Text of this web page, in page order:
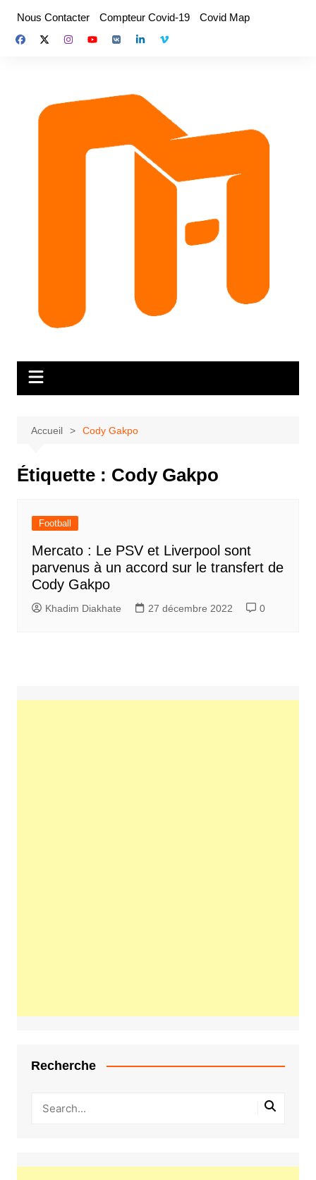
contenu
Nous Contacter Compteur Covid-19 Covid Map
Accueil Cody Gakpo
Étiquette : Cody Gakpo
Football
Mercato : Le PSV et Liverpool sont
parvenus à un accord sur le transfert de
Cody Gakpo
Khadim Diakhate 27 décembre 2022 0
Recherche